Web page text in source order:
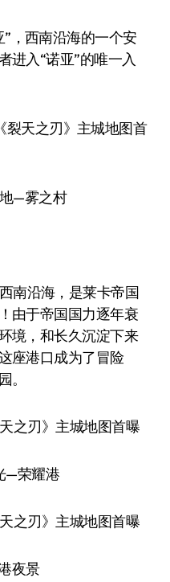
，西南沿海的一个安
进入“诺亚”的唯一入
—雾之村
南沿海，是莱卡帝国
由于帝国国力逐年衰
境，和长久沉淀下来
座港口成为了冒险
。
—荣耀港
夜景